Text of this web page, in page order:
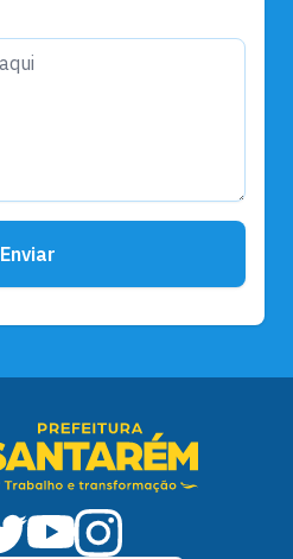
Enviar